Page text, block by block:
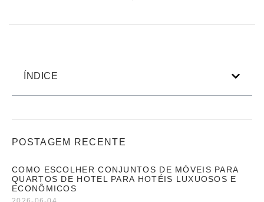
ÍNDICE
POSTAGEM RECENTE
COMO ESCOLHER CONJUNTOS DE MÓVEIS PARA
QUARTOS DE HOTEL PARA HOTÉIS LUXUOSOS E
ECONÔMICOS